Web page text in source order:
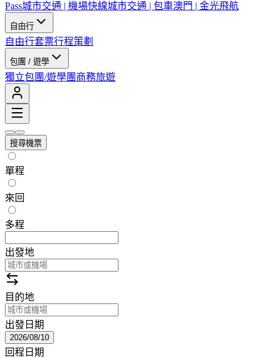
Pass城市交通 | 機場快線城市交通 | 包車澳門 | 金光飛航
自由行
自由行套票行程策劃
包團 / 遊學
獨立包團/遊學團 商務旅遊
搜尋機票
單程
來回
多程
出發地
目的地
出發日期
2026/08/10
回程日期